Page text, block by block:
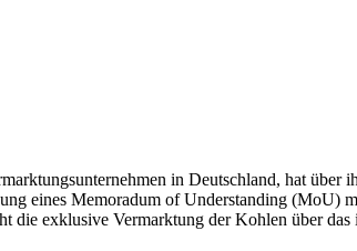
in Deutschland, hat über
eines Memoradum of Understanding (MoU)
exklusive Vermarktung der Kohlen über